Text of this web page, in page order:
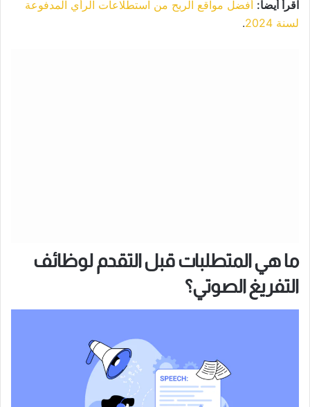
اقرأ أيضا: أفضل مواقع الربح من استطلاعات الرأي المدفوعة
لسنة 2024
.
ما هي المتطلبات قبل التقدم لوظائف
التفريغ الصوتي؟